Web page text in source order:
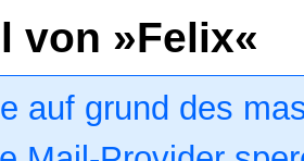
von »Felix«
auf grund des